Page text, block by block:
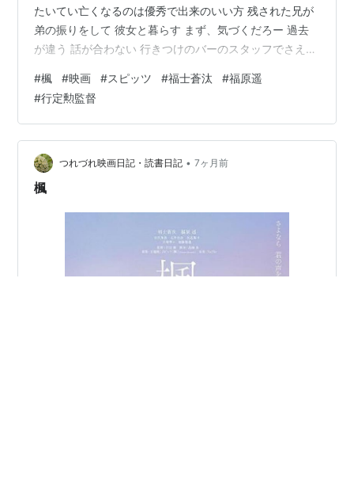
たいてい亡くなるのは優秀で出来のいい方 残された兄が
弟の振りをして 彼女と暮らす まず、気づくだろー 過去
が違う 話が合わない 行きつけのバーのスタッフでさえ違
という前半のツッコミ部分 二人とも事故で記憶がおかし
くなってるんだわと思うしかない 登場人物が少ないので
宮沢氷魚君がキーパーソンとなってくる 今回の氷魚くん
よかったな～ そして父が加藤雅也ですよ かっこいい！！
父が加藤雅也で母が大塚寧々だもの イケメン双子が生ま
れるのも…
#楓 #映画 #スピッツ #福士蒼汰 #福原遥
#行定勲監督
つれづれ映画日記・読書日記 • 7ヶ月前
楓